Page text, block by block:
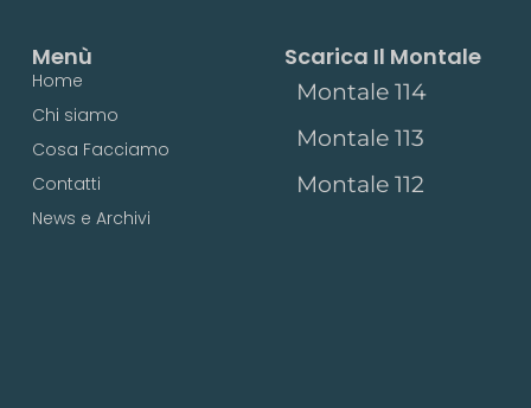
Menù
Home
Chi siamo
Cosa Facciamo
Contatti
News e Archivi
Scarica Il Montale
Montale 114
Montale 113
Montale 112